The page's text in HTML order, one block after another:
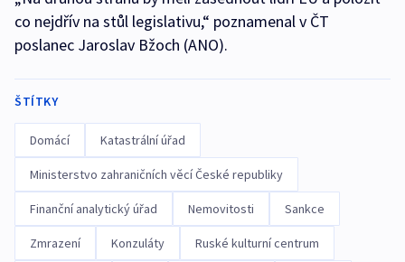
co nejdřív na stůl legislativu,“ poznamenal v ČT
poslanec Jaroslav Bžoch (ANO).
ŠTÍTKY
Domácí Katastrální úřad
Ministerstvo zahraničních věcí České republiky
Finanční analytický úřad Nemovitosti Sankce
Zmrazení Konzuláty Ruské kulturní centrum